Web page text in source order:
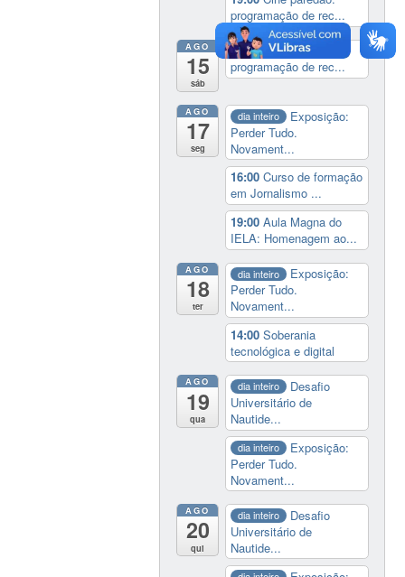
programação de rec...
AGO
15
sáb
19:00 Cine paredão:
programação de rec...
AGO
17
seg
dia inteiro
Exposição:
Perder Tudo.
Novament...
16:00Curso de formação
em Jornalismo ...
19:00Aula Magna do
IELA: Homenagem ao...
AGO
18
ter
dia inteiro
Exposição:
Perder Tudo.
Novament...
14:00Soberania
tecnológica e digital
AGO
19
qua
dia inteiro
Desafio
Universitário de
Nautide...
dia inteiro
Exposição:
Perder Tudo.
Novament...
AGO
20
qui
dia inteiro
Desafio
Universitário de
Nautide...